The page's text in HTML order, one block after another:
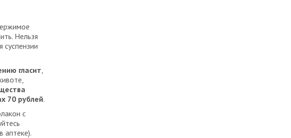
Нельзя
суспензии
гласит,
70 рублей.
с
аптеке).